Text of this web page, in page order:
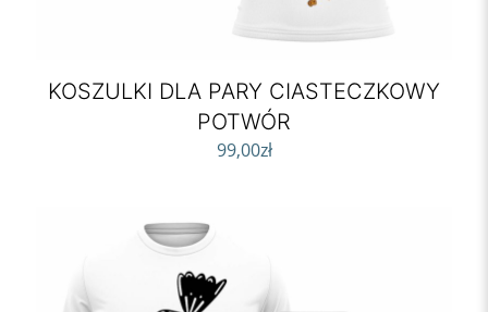
KOSZULKI DLA PARY CIASTECZKOWY
POTWÓR
99,00zł